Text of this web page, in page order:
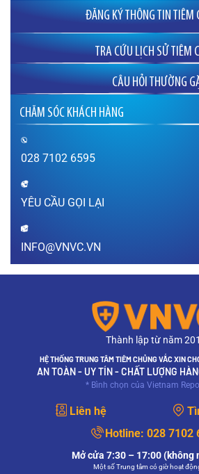
ĐĂNG KÝ THÔNG TIN TIÊM
TRA CỨU LỊCH SỬ TIÊM
CÂU HỎI THƯỜNG
Đăng ký tiêm phòng cho
tín?
đầu tiêm phòng các loại
hợp lý? Đăng ký…
XEM THÊM
thể mang thai? Sau khi
1 tháng (tính từ thời điểm
thai thì có…
Sùi mào gà nguy hiểm
Thưa bác sĩ, bệnh sùi
gì? Em đang mang thai,
ảnh hưởng như thế nào
Mong bác sĩ giải…
XEM THÊM
Mục đích của xét
HPV có giống nhau
HPV có giống nhau
CHĂM SÓC KHÁCH HÀNG
028 7102 6595
YÊU CẦU GỌI LẠI
INFO@VNVC.VN
Thành lập từ năm
HỆ THỐNG TRUNG TÂM TIÊM CHỦNG VẮC XIN
AN TOÀN - UY TÍN - CHẤT LƯỢNG
* Bình chọn của Vietnam
Liên hệ
Hotline: 028 7102
Mở cửa 7:30 – 17:00 (không
Một số Trung tâm có giờ hoạt